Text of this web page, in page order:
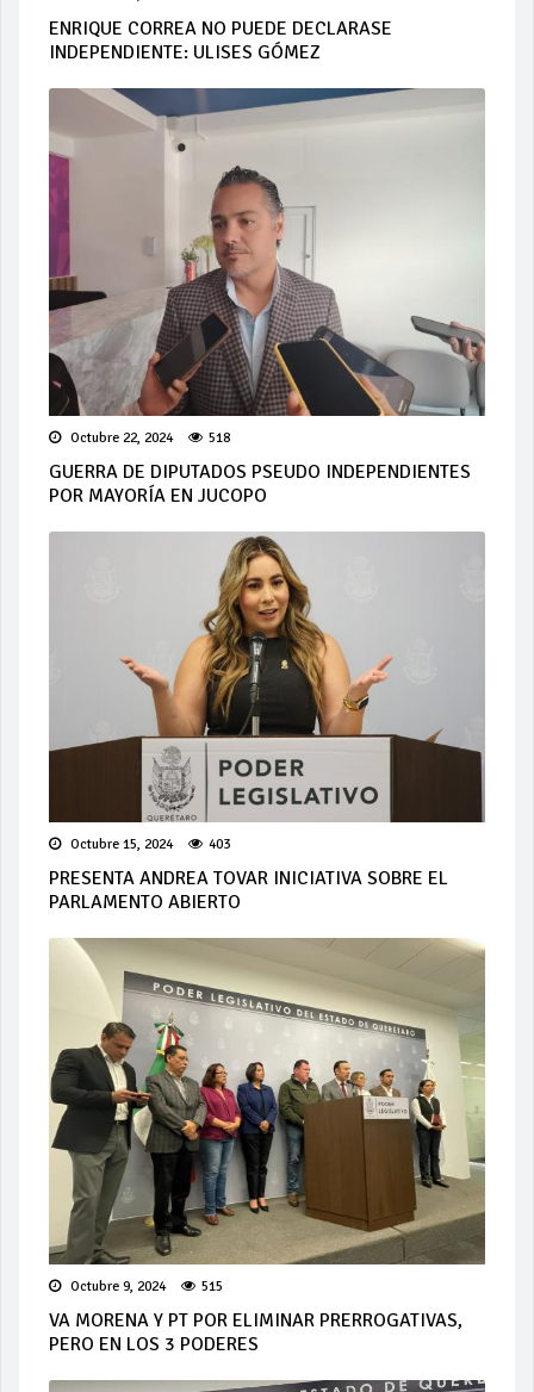
ENRIQUE CORREA NO PUEDE DECLARASE
INDEPENDIENTE: ULISES GÓMEZ
Octubre 22, 2024 518
GUERRA DE DIPUTADOS PSEUDO INDEPENDIENTES
POR MAYORÍA EN JUCOPO
Octubre 15, 2024 403
PRESENTA ANDREA TOVAR INICIATIVA SOBRE EL
PARLAMENTO ABIERTO
Octubre 9, 2024 515
VA MORENA Y PT POR ELIMINAR PRERROGATIVAS,
PERO EN LOS 3 PODERES